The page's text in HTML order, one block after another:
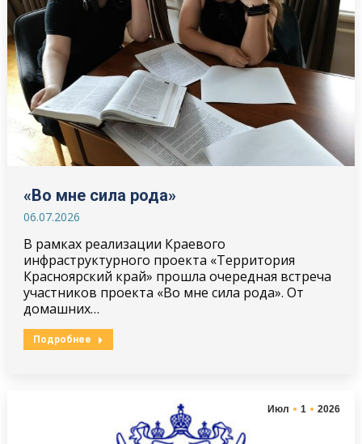
«Во мне сила рода»
06.07.2026
В рамках реализации Краевого
инфраструктурного проекта «Территория
Красноярский край» прошла очередная встреча
участников проекта «Во мне сила рода». От
домашних…
Подробнее
Июл 1 2026